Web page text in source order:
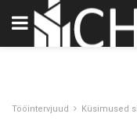
Tööintervjuud Küsimused